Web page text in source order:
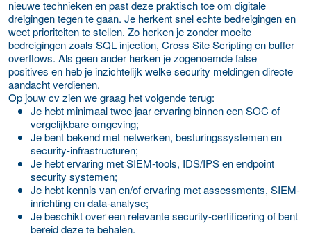
nieuwe technieken en past deze praktisch toe om digitale
dreigingen tegen te gaan. Je herkent snel echte bedreigingen en
weet prioriteiten te stellen. Zo herken je zonder moeite
bedreigingen zoals SQL injection, Cross Site Scripting en buffer
overflows. Als geen ander herken je zogenoemdefalse
positives en heb je inzichtelijk welke security meldingen directe
aandacht verdienen.
Op jouw cv zien we graag het volgende terug:
Je hebt minimaal twee jaar ervaring binnen een SOC of
vergelijkbare omgeving;
Je bent bekend met netwerken, besturingssystemen en
security-infrastructuren;
Je hebt ervaring met SIEM-tools, IDS/IPS en endpoint
security systemen;
Je hebt kennis van en/of ervaring met assessments, SIEM-
inrichting en data-analyse;
Je beschikt over een relevante security-certificering of bent
bereid deze te behalen.